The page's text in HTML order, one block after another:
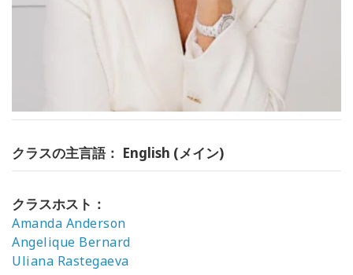
クラスの主言語： English (メイン)
クラスホスト：
Amanda Anderson
Angelique Bernard
Uliana Rastegaeva